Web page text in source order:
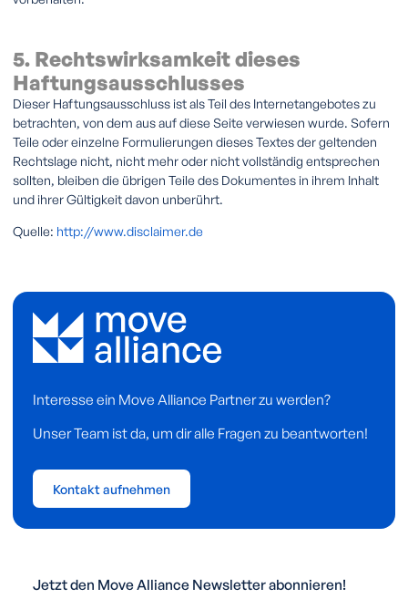
5. Rechtswirksamkeit dieses
Haftungsausschlusses
Dieser Haftungsausschluss ist als Teil des Internetangebotes zu
betrachten, von dem aus auf diese Seite verwiesen wurde. Sofern
Teile oder einzelne Formulierungen dieses Textes der geltenden
Rechtslage nicht, nicht mehr oder nicht vollständig entsprechen
sollten, bleiben die übrigen Teile des Dokumentes in ihrem Inhalt
und ihrer Gültigkeit davon unberührt.
Quelle: http://www.disclaimer.de
Interesse ein Move Alliance Partner zu werden?
Unser Team ist da, um dir alle Fragen zu beantworten!
Kontakt aufnehmen
Jetzt den Move Alliance Newsletter abonnieren!